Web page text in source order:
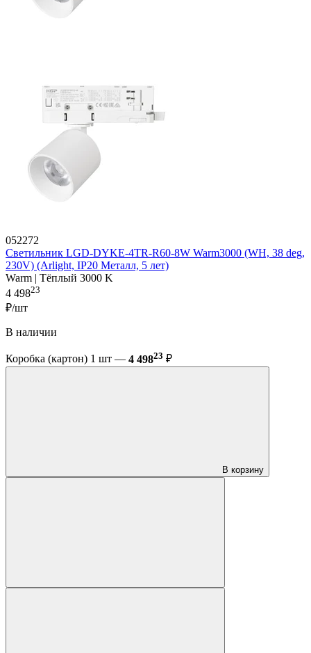
052272
Светильник LGD-DYKE-4TR-R60-8W Warm3000 (WH, 38 deg,
230V) (Arlight, IP20 Металл, 5 лет)
Warm | Тёплый 3000 K
4 49823
₽/шт
В наличии
Коробка (картон) 1 шт — 4 49823 ₽
В корзину